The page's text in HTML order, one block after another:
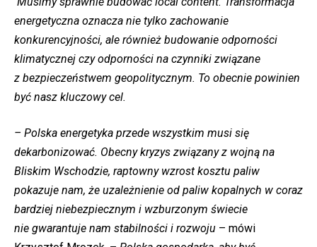
energetyczna oznacza nie tylko zachowanie
konkurencyjności, ale również budowanie odporności
klimatycznej czy odporności na czynniki związane
z bezpieczeństwem geopolitycznym. To obecnie powinien
być nasz kluczowy cel.
– Polska energetyka przede wszystkim musi się
dekarbonizować. Obecny kryzys związany z wojną na
Bliskim Wschodzie, raptowny wzrost kosztu paliw
pokazuje nam, że uzależnienie od paliw kopalnych w coraz
bardziej niebezpiecznym i wzburzonym świecie
nie gwarantuje nam stabilności i rozwoju – mówi